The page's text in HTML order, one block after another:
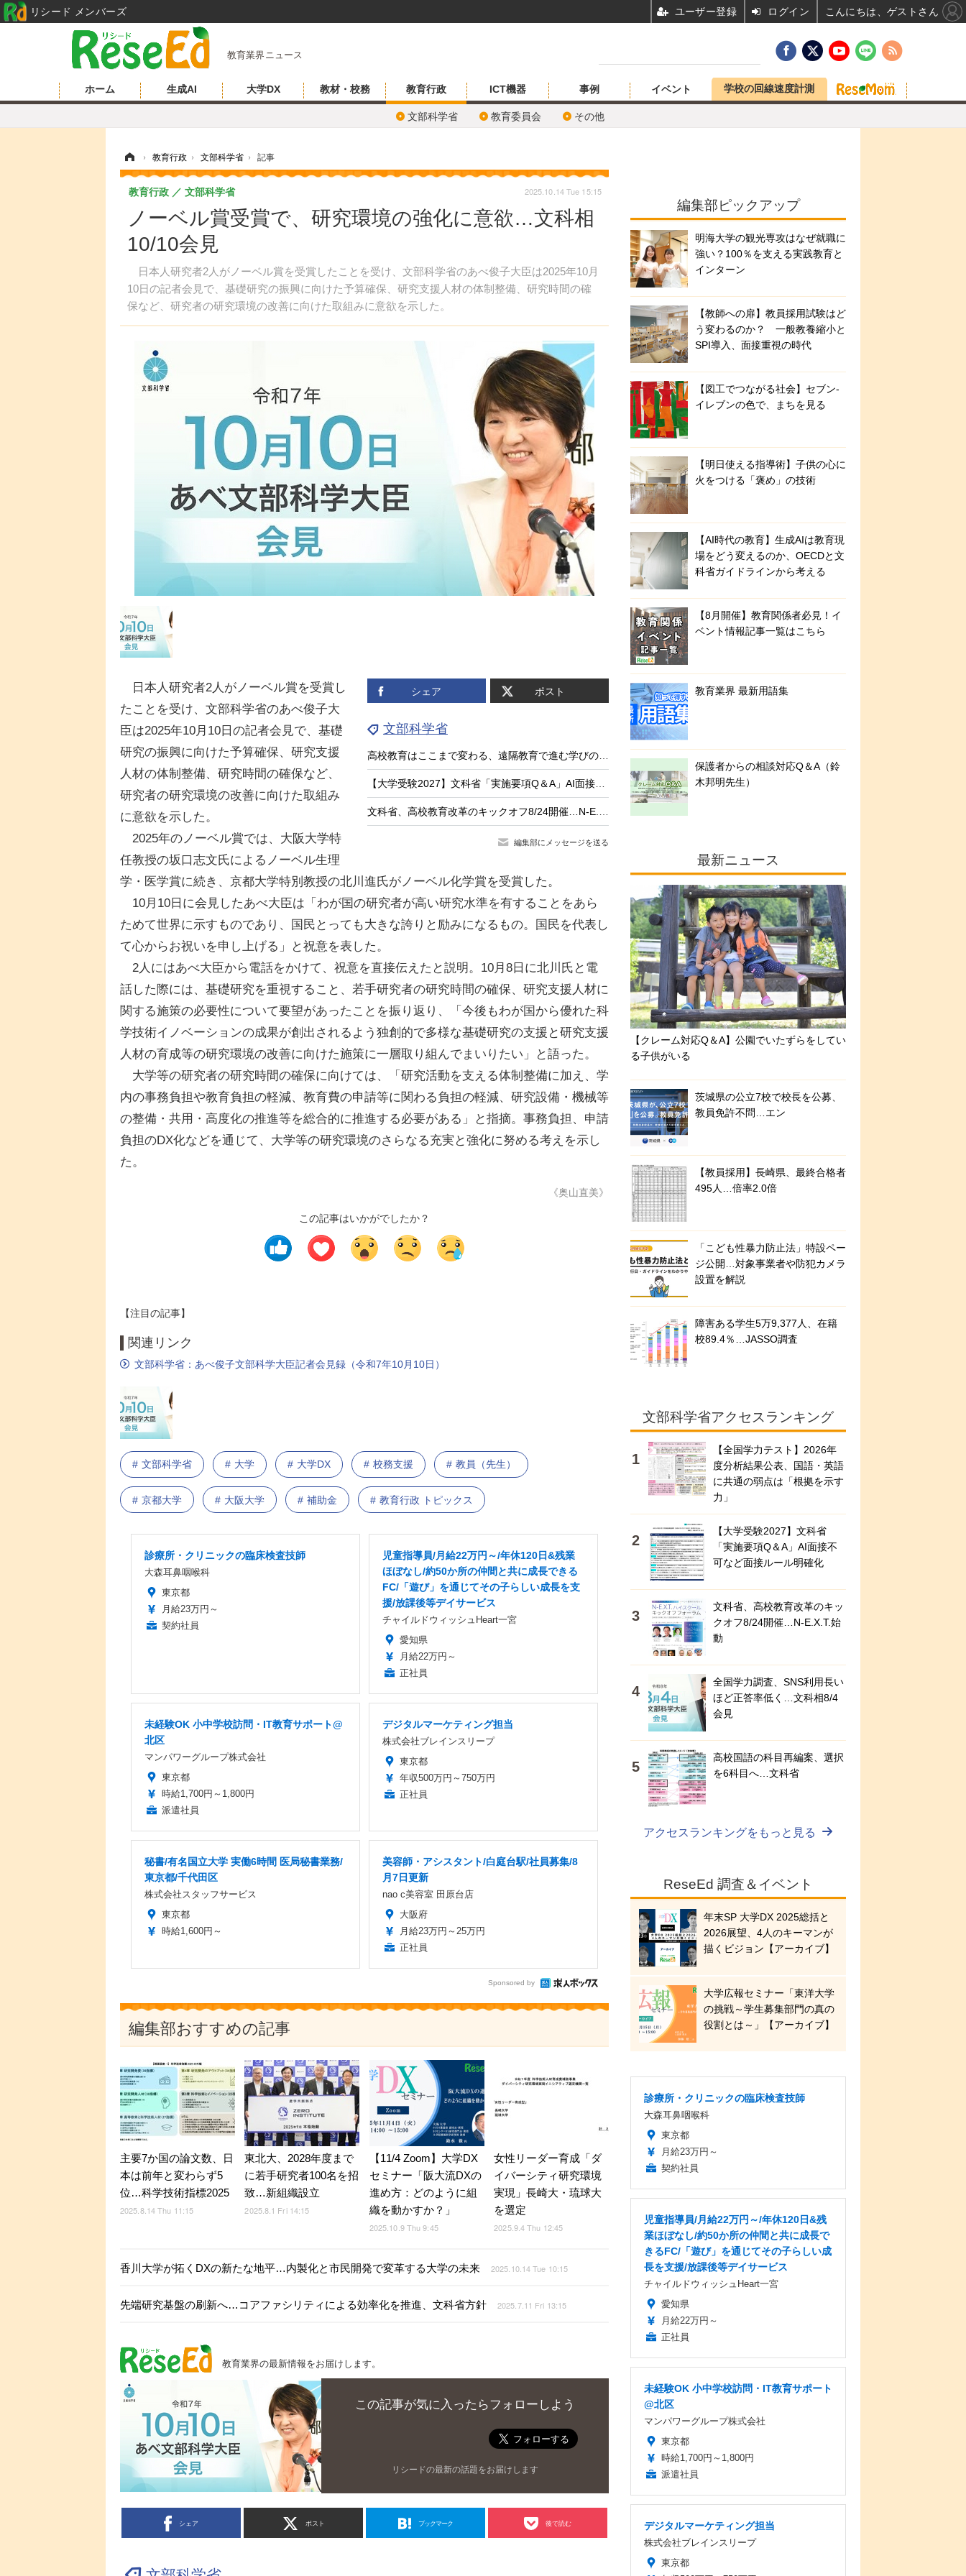
教育業界ニュース
ホーム 生成AI 大学DX 教材・校務 教育行政
文部科学省 教育委員会 その他
ICT機器 事例 イベント 学校の回線速度計測
› 教育行政 › 文部科学省 › 記事
ノーベル賞受賞で、研究環境の強化に意欲…文科相
10/10会見
日本人研究者2人がノーベル賞を受賞したことを受け、文部科学省のあべ俊子大臣は2025年10月
10日の記者会見で、基礎研究の振興に向けた予算確保、研究支援人材の体制整備、研究時間の確
保など、研究者の研究環境の改善に向けた取組みに意欲を示した。
教育行政 文部科学省 2025.10.14 Tue 15:15
シェア ポスト
文部科学省
高校教育はここまで変わる、遠隔教育で進む学びのアップデート
【大学受験2027】文科省「実施要項Q＆A」AI面接不可など面接ルール明確化
文科省、高校教育改革のキックオフ8/24開催…N-E.X.T.始動
編集部にメッセージを送る
日本人研究者2人がノーベル賞を受賞し
たことを受け、文部科学省のあべ俊子大
臣は2025年10月10日の記者会見で、基礎
研究の振興に向けた予算確保、研究支援
人材の体制整備、研究時間の確保など、
研究者の研究環境の改善に向けた取組み
に意欲を示した。
2025年のノーベル賞では、大阪大学特
任教授の坂口志文氏によるノーベル生理
学・医学賞に続き、京都大学特別教授の北川進氏がノーベル化学賞を受賞した。
10月10日に会見したあべ大臣は「わが国の研究者が高い研究水準を有することをあら
ためて世界に示すものであり、国民とっても大きな誇りと励みになるもの。国民を代表し
て心からお祝いを申し上げる」と祝意を表した。
2人にはあべ大臣から電話をかけて、祝意を直接伝えたと説明。10月8日に北川氏と電
話した際には、基礎研究を重視すること、若手研究者の研究時間の確保、研究支援人材に
関する施策の必要性について要望があったことを振り返り、「今後もわが国から優れた科
学技術イノベーションの成果が創出されるよう独創的で多様な基礎研究の支援と研究支援
人材の育成等の研究環境の改善に向けた施策に一層取り組んでまいりたい」と語った。
大学等の研究者の研究時間の確保に向けては、「研究活動を支える体制整備に加え、学
内の事務負担や教育負担の軽減、教育費の申請等に関わる負担の軽減、研究設備・機械等
の整備・共用・高度化の推進等を総合的に推進する必要がある」と指摘。事務負担、申請
負担のDX化などを通じて、大学等の研究環境のさらなる充実と強化に努める考えを示し
た。
《奥山直美》
この記事はいかがでしたか？
【注目の記事】
関連リンク
文部科学省：あべ俊子文部科学大臣記者会見録（令和7年10月10日）
文部科学省 大学 大学DX 校務支援 教員（先生）
京都大学 大阪大学 補助金 教育行政 トピックス
診療所・クリニックの臨床検査技師
大森耳鼻咽喉科
東京都
月給23万円～
契約社員
児童指導員/月給22万円～/年休120日&残業
ほぼなし/約50か所の仲間と共に成長できる
FC/「遊び」を通じてその子らしい成長を支
援/放課後等デイサービス
チャイルドウィッシュHeart一宮
愛知県
月給22万円～
正社員
未経験OK 小中学校訪問・IT教育サポート@
北区
マンパワーグループ株式会社
東京都
時給1,700円～1,800円
派遣社員
デジタルマーケティング担当
株式会社ブレインスリープ
東京都
年収500万円～750万円
正社員
秘書/有名国立大学 実働6時間 医局秘書業務/
東京都/千代田区
株式会社スタッフサービス
東京都
時給1,600円～
美容師・アシスタント/白庭台駅/社員募集/8
月7日更新
nao c美容室 田原台店
大阪府
月給23万円～25万円
正社員
Sponsored by
編集部おすすめの記事
主要7か国の論文数、日
本は前年と変わらず5
位…科学技術指標2025
2025.8.14 Thu 11:15
東北大、2028年度まで
に若手研究者100名を招
致…新組織設立
2025.8.1 Fri 14:15
【11/4 Zoom】大学DX
セミナー「阪大流DXの
進め方：どのように組
織を動かすか？」
2025.10.9 Thu 9:45
女性リーダー育成「ダ
イバーシティ研究環境
実現」長崎大・琉球大
を選定
2025.9.4 Thu 12:45
香川大学が拓くDXの新たな地平…内製化と市民開発で変革する大学の未来 2025.10.14 Tue 10:15
先端研究基盤の刷新へ…コアファシリティによる効率化を推進、文科省方針 2025.7.11 Fri 13:15
教育業界の最新情報をお届けします。
この記事が気に入ったらフォローしよう
リシードの最新の話題をお届けします
シェア ポスト ブックマーク 後で読む
編集部ピックアップ
明海大学の観光専攻はなぜ就職に
強い？100％を支える実践教育と
インターン
【教師への扉】教員採用試験はど
う変わるのか？ 一般教養縮小と
SPI導入、面接重視の時代
【図工でつながる社会】セブン‐
イレブンの色で、まちを見る
【明日使える指導術】子供の心に
火をつける「褒め」の技術
【AI時代の教育】生成AIは教育現
場をどう変えるのか、OECDと文
科省ガイドラインから考える
【8月開催】教育関係者必見！イ
ベント情報記事一覧はこちら
教育業界 最新用語集
保護者からの相談対応Q＆A（鈴
木邦明先生）
最新ニュース
【クレーム対応Q＆A】公園でいたずらをしてい
る子供がいる
茨城県の公立7校で校長を公募、
教員免許不問…エン
【教員採用】長崎県、最終合格者
495人…倍率2.0倍
「こども性暴力防止法」特設ペー
ジ公開…対象事業者や防犯カメラ
設置を解説
障害ある学生5万9,377人、在籍
校89.4％…JASSO調査
文部科学省アクセスランキング
【全国学力テスト】2026年
度分析結果公表、国語・英語
に共通の弱点は「根拠を示す
力」
【大学受験2027】文科省
「実施要項Q＆A」AI面接不
可など面接ルール明確化
文科省、高校教育改革のキッ
クオフ8/24開催…N-E.X.T.始
動
全国学力調査、SNS利用長い
ほど正答率低く…文科相8/4
会見
高校国語の科目再編案、選択
を6科目へ…文科省
アクセスランキングをもっと見る
ReseEd 調査＆イベント
年末SP 大学DX 2025総括と
2026展望、4人のキーマンが
描くビジョン【アーカイブ】
大学広報セミナー「東洋大学
の挑戦～学生募集部門の真の
役割とは～」【アーカイブ】
診療所・クリニックの臨床検査技師
大森耳鼻咽喉科
東京都
月給23万円～
契約社員
児童指導員/月給22万円～/年休120日&残
業ほぼなし/約50か所の仲間と共に成長で
きるFC/「遊び」を通じてその子らしい成
長を支援/放課後等デイサービス
チャイルドウィッシュHeart一宮
愛知県
月給22万円～
正社員
未経験OK 小中学校訪問・IT教育サポート
@北区
マンパワーグループ株式会社
東京都
時給1,700円～1,800円
派遣社員
デジタルマーケティング担当
株式会社ブレインスリープ
東京都
リシード メンバーズ ユーザー登録 ログイン こんにちは、ゲストさん